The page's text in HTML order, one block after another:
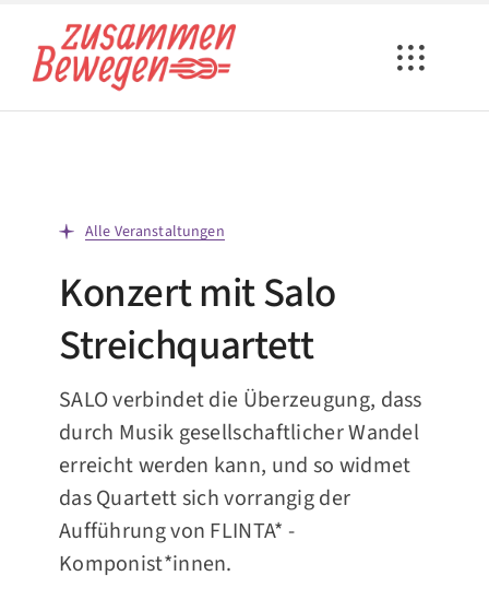
Inhalt
springen
Alle Veranstaltungen
Konzert mit Salo
Streichquartett
SALO verbindet die Überzeugung, dass
durch Musik gesellschaftlicher Wandel
erreicht werden kann, und so widmet
das Quartett sich vorrangig der
Aufführung von FLINTA* -
Komponist*innen.